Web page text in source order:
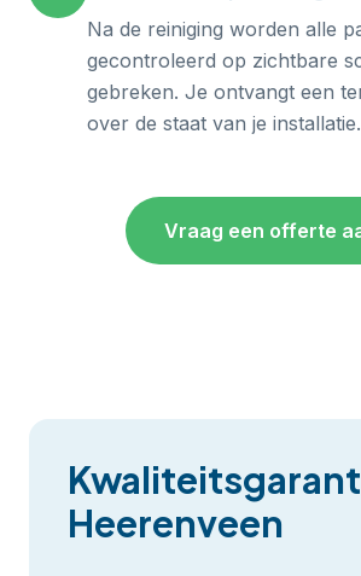
Na de reiniging worden alle
gecontroleerd op zichtbare
gebreken. Je ontvangt een
over de staat van je installatie.
Vraag een offerte
Heerenveen